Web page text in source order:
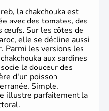
la chakchouka est
avec des tomates, des
œufs. Sur les côtes de
elle se décline aussi
Parmi les versions les
aux sardines
la douceur des
d'un poisson
Simple,
illustre parfaitement la